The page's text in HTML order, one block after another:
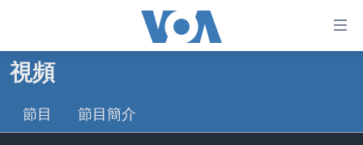
礙
鏈主頁
美國大選2024
視頻
節目 節目簡介